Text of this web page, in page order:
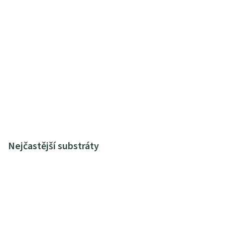
Nejčastější substráty